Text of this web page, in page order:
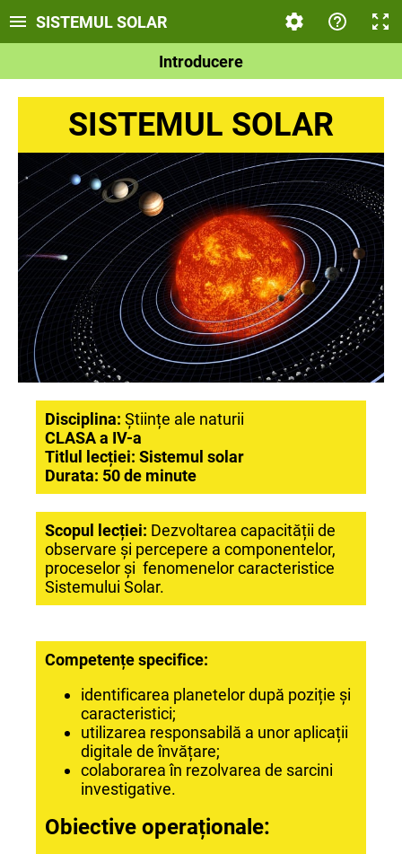
SISTEMUL SOLAR
Introducere
SISTEMUL SOLAR
Disciplina: Științe ale naturii
CLASA a IV-a
Titlul lecției: Sistemul solar
Durata: 50 de minute
Scopul lecției: Dezvoltarea capacității de
observare și percepere a componentelor,
proceselor și fenomenelor caracteristice
Sistemului Solar.
Competențe specifice:
identificarea planetelor după poziție și
caracteristici;
utilizarea responsabilă a unor aplicații
digitale de învățare;
colaborarea în rezolvarea de sarcini
investigative.
Obiective operaționale: